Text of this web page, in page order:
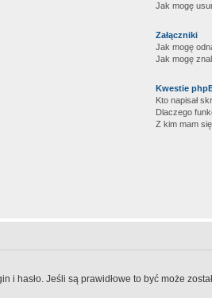
Jak mogę
Załączniki
Jak mogę
Jak mogę
Kwestie
Kto napisał
Dlaczego
Z kim mam
hasło. Jeśli są prawidłowe to być może